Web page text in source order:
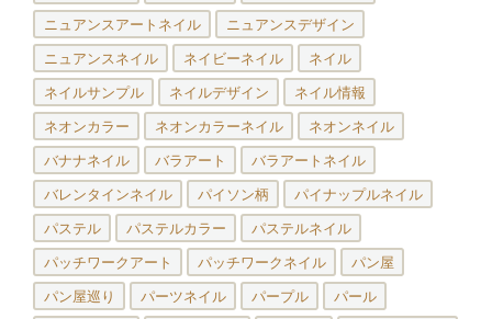
ニュアンスアートネイル ニュアンスデザイン
ニュアンスネイル ネイビーネイル ネイル
ネイルサンプル ネイルデザイン ネイル情報
ネオンカラー ネオンカラーネイル ネオンネイル
バナナネイル バラアート バラアートネイル
バレンタインネイル パイソン柄 パイナップルネイル
パステル パステルカラー パステルネイル
パッチワークアート パッチワークネイル パン屋
パン屋巡り パーツネイル パープル パール